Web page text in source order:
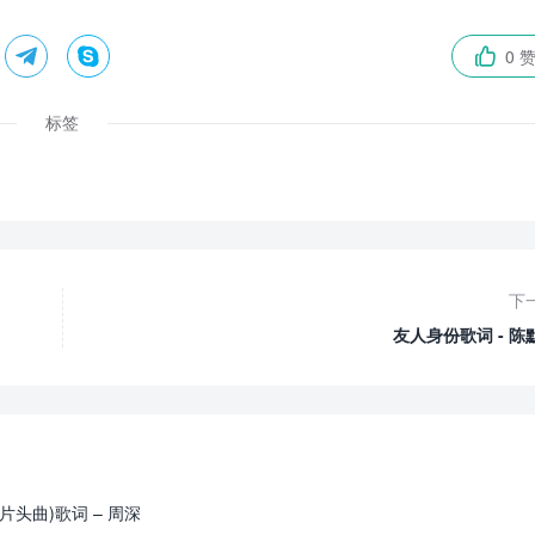
   0 赞
标签
下
友人身份歌词 - 陈
头曲)歌词 – 周深